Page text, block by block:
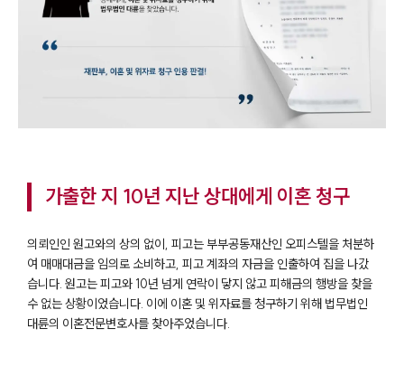
가출한 지 10년 지난 상대에게 이혼 청구
의뢰인인 원고와의 상의 없이, 피고는 부부공동재산인 오피스텔을 처분하
여 매매대금을 임의로 소비하고, 피고 계좌의 자금을 인출하여 집을 나갔
습니다. 원고는 피고와 10년 넘게 연락이 닿지 않고 피해금의 행방을 찾을
수 없는 상황이었습니다. 이에 이혼 및 위자료를 청구하기 위해 법무법인
대륜의 이혼전문변호사를 찾아주었습니다.